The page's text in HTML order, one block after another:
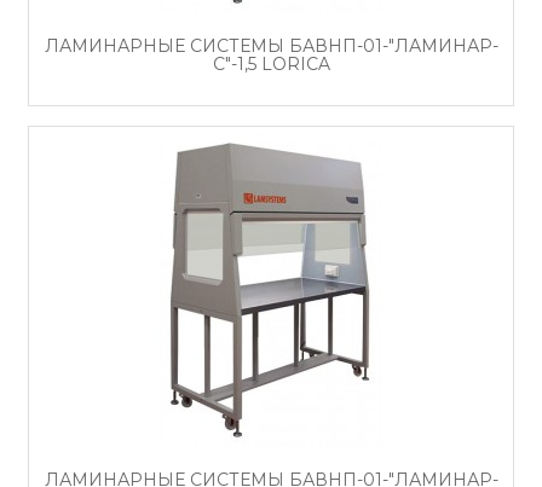
ЛАМИНАРНЫЕ СИСТЕМЫ БАВНП-01-"ЛАМИНАР-
С"-1,5 LORICA
ЛАМИНАРНЫЕ СИСТЕМЫ БАВНП-01-"ЛАМИНАР-